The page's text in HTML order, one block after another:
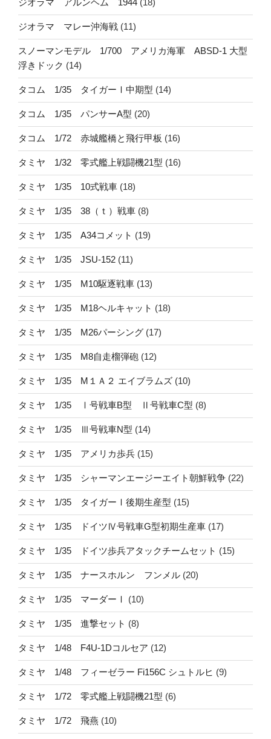
ジオラマ アルンヘム 1944 (18)
ジオラマ マレー沖海戦 (11)
スノーマンモデル 1/700 アメリカ海軍 ABSD-1 大型
浮きドック (14)
タコム 1/35 タイガーⅠ中期型 (14)
タコム 1/35 パンサーA型 (20)
タコム 1/72 赤城艦橋と飛行甲板 (16)
タミヤ 1/32 零式艦上戦闘機21型 (16)
タミヤ 1/35 10式戦車 (18)
タミヤ 1/35 38（ｔ）戦車 (8)
タミヤ 1/35 A34コメット (19)
タミヤ 1/35 JSU-152 (11)
タミヤ 1/35 M10駆逐戦車 (13)
タミヤ 1/35 M18ヘルキャット (18)
タミヤ 1/35 M26パーシング (17)
タミヤ 1/35 M8自走榴弾砲 (12)
タミヤ 1/35 M１Ａ２ エイブラムズ (10)
タミヤ 1/35 Ⅰ号戦車B型 Ⅱ号戦車C型 (8)
タミヤ 1/35 Ⅲ号戦車N型 (14)
タミヤ 1/35 アメリカ歩兵 (15)
タミヤ 1/35 シャーマンエージーエイト朝鮮戦争 (22)
タミヤ 1/35 タイガーⅠ後期生産型 (15)
タミヤ 1/35 ドイツⅣ号戦車G型初期生産車 (17)
タミヤ 1/35 ドイツ歩兵アタックチームセット (15)
タミヤ 1/35 ナースホルン フンメル (20)
タミヤ 1/35 マーダーⅠ (10)
タミヤ 1/35 進撃セット (8)
タミヤ 1/48 F4U-1Dコルセア (12)
タミヤ 1/48 フィーゼラー Fi156C シュトルヒ (9)
タミヤ 1/72 零式艦上戦闘機21型 (6)
タミヤ 1/72 飛燕 (10)